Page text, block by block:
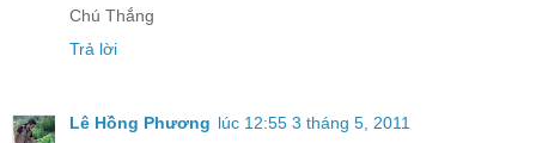
Chú Thắng
Trả lời
Lê Hồng Phương lúc 12:55 3 tháng 5, 2011